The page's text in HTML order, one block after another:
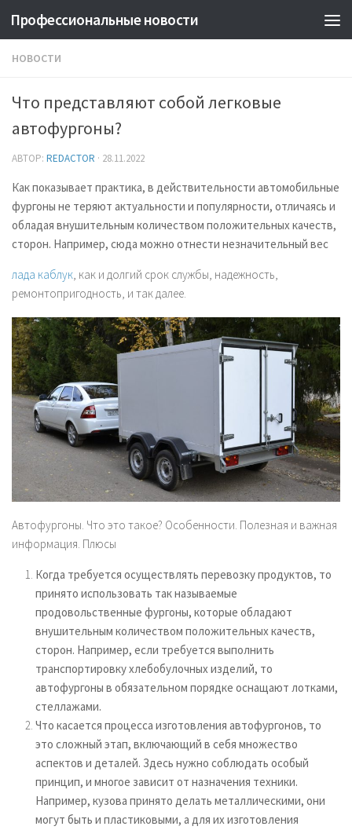
Профессиональные новости
НОВОСТИ
Что представляют собой легковые
автофургоны?
АВТОР: REDACTOR · 28.11.2022
Как показывает практика, в действительности автомобильные
фургоны не теряют актуальности и популярности, отличаясь и
обладая внушительным количеством положительных качеств,
сторон. Например, сюда можно отнести незначительный вес
лада каблук, как и долгий срок службы, надежность,
ремонтопригодность, и так далее.
Автофургоны. Что это такое? Особенности. Полезная и важная
информация. Плюсы
Когда требуется осуществлять перевозку продуктов, то
принято использовать так называемые
продовольственные фургоны, которые обладают
внушительным количеством положительных качеств,
сторон. Например, если требуется выполнить
транспортировку хлебобулочных изделий, то
автофургоны в обязательном порядке оснащают лотками,
стеллажами.
Что касается процесса изготовления автофургонов, то
это сложный этап, включающий в себя множество
аспектов и деталей. Здесь нужно соблюдать особый
принцип, и многое зависит от назначения техники.
Например, кузова принято делать металлическими, они
могут быть и пластиковыми, а для их изготовления